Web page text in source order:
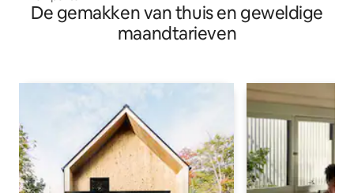
De gemakken van thuis en geweldige
maandtarieven